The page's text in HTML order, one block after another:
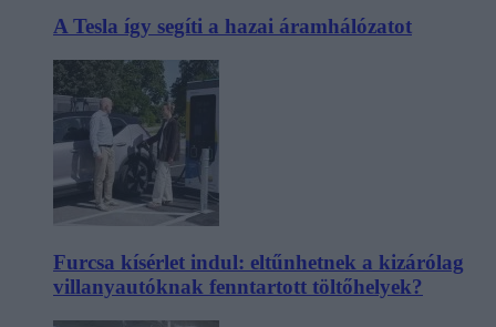
A Tesla így segíti a hazai áramhálózatot
Furcsa kísérlet indul: eltűnhetnek a kizárólag
villanyautóknak fenntartott töltőhelyek?